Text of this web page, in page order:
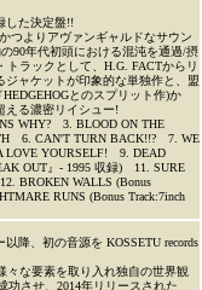
した決定盤!!
つよりアヴァンギャルドなサウン
90年代初頭における混沌を通過/摂
ラックとして、H.G. FACTからリ
ジャケットが印象的な単独作と、盟
とのスプリット作)か
える濃密リイシュー!
WHY? 3. BLOOD ON THE
6. CAN'T TURN BACK!!? 7. WE
LOVE YOURSELF! 9. DEAD
OUT』- 1995 収録) 11. SURE
BROKEN WALLS (Bonus
RUNS (Bonus Track:7inch
降、初の音源を KOSSETU records
々な要素を取り入れ独自の世界観
功させ、2014年リリースされた